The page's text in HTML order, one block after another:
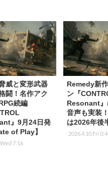
威と変形武器
闘！名作アク
続編
』9月24日発
of Play】
7:16
Remedy新
ン『
Resonant』
音声も実装
は2026年後
2026.4.10 Fri